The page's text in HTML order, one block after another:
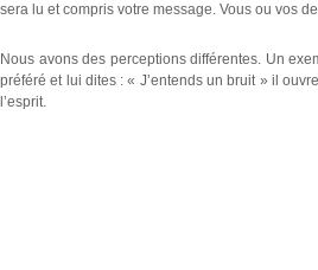
sera lu et compris votre message. Vous ou vos
Nous avons des perceptions différentes. Un
préféré et lui dites : « J’entends un bruit » il
l’esprit.